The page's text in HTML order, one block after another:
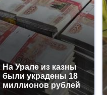
На Урале из казны
были украдены 18
миллионов рублей